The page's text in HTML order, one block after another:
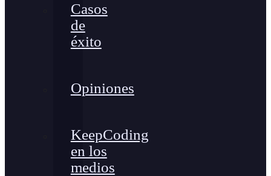
Casos
de
éxito
Opiniones
KeepCoding
en los
medios